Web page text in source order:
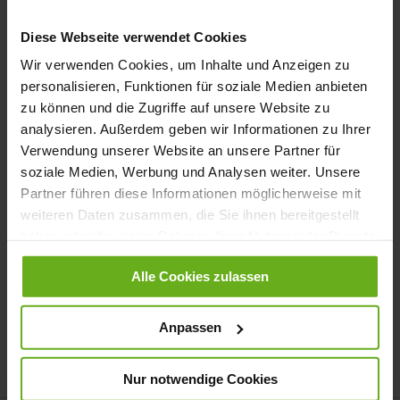
Diese Webseite verwendet Cookies
Wir verwenden Cookies, um Inhalte und Anzeigen zu
personalisieren, Funktionen für soziale Medien anbieten
zu können und die Zugriffe auf unsere Website zu
analysieren. Außerdem geben wir Informationen zu Ihrer
Verwendung unserer Website an unsere Partner für
soziale Medien, Werbung und Analysen weiter. Unsere
Partner führen diese Informationen möglicherweise mit
weiteren Daten zusammen, die Sie ihnen bereitgestellt
gesammelt haben.
Alle Cookies zulassen
Anpassen
Nur notwendige Cookies
Passwort vergessen?
Neue Kunden
Ein Konto zu erstellen hat viele Vorteile: schneller zur Kasse
gehen, mehr als eine Adresse speichern, Bestellungen verfolgen
und mehr.
Ein Konto erstellen